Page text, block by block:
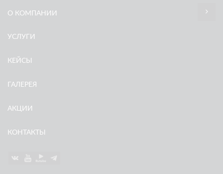
О КОМПАНИИ
УСЛУГИ
КЕЙСЫ
ГАЛЕРЕЯ
АКЦИИ
КОНТАКТЫ